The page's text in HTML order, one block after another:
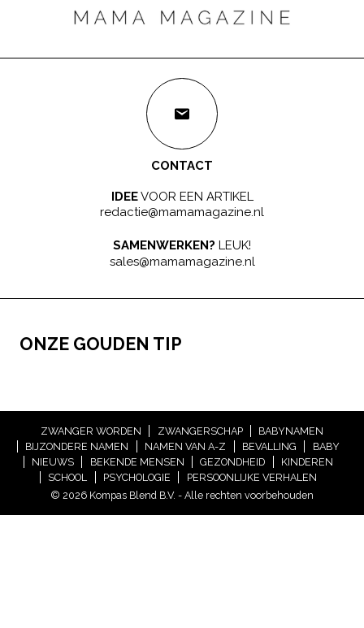
CONTACT
IDEEVOOR EEN ARTIKEL
redactie@mamamagazine.nl
SAMENWERKEN? LEUK!
sales@mamamagazine.nl
ONZE GOUDEN TIP
ZWANGER WORDEN ZWANGERSCHAP
BABYNAMEN
BIJZONDERE NAMEN
NAMEN VAN A-Z BEVALLING
BABY
NIEUWS
BEKENDE MENSEN GEZONDHEID
KINDEREN
SCHOOL
PSYCHOLOGIE
PERSOONLIJKE VERHALEN
© 2026 Kompas Blend B.V. - Alle rechten voorbehouden